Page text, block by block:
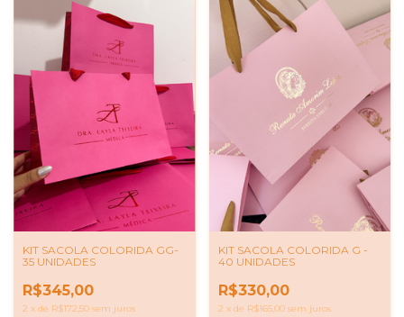
KIT SACOLA COLORIDA GG-
35 UNIDADES
R$345,00
2 x de R$172,50 sem juros
KIT SACOLA COLORIDA G -
40 UNIDADES
R$330,00
2 x de R$165,00 sem juros